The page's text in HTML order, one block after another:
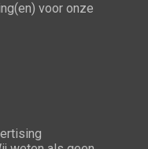
voor onze